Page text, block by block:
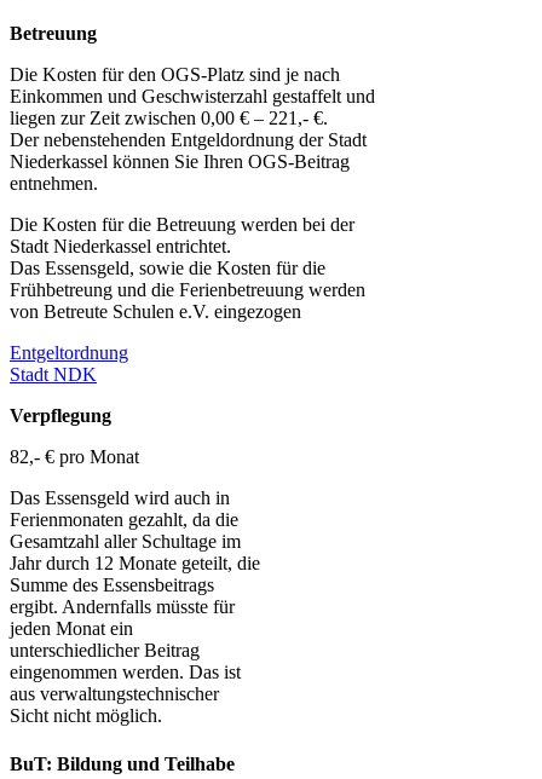
Betreuung
Die Kosten für den OGS-Platz sind je nach
Einkommen und Geschwisterzahl gestaffelt und
liegen zur Zeit zwischen 0,00 € – 221,- €.
Der nebenstehenden Entgeldordnung der Stadt
Niederkassel können Sie Ihren OGS-Beitrag
entnehmen.
Die Kosten für die Betreuung werden bei der
Stadt Niederkassel entrichtet.
Das Essensgeld, sowie die Kosten für die
Frühbetreung und die Ferienbetreuung werden
von Betreute Schulen e.V. eingezogen
Entgeltordnung
Stadt NDK
Verpflegung
82,- € pro Monat
Das Essensgeld wird auch in
Ferienmonaten gezahlt, da die
Gesamtzahl aller Schultage im
Jahr durch 12 Monate geteilt, die
Summe des Essensbeitrags
ergibt. Andernfalls müsste für
jeden Monat ein
unterschiedlicher Beitrag
eingenommen werden. Das ist
aus verwaltungstechnischer
Sicht nicht möglich.
BuT: Bildung und Teilhabe